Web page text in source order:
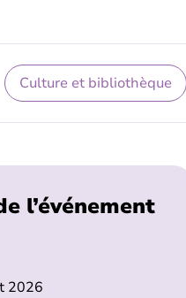
Culture et bibliothèque
l’événement
2026